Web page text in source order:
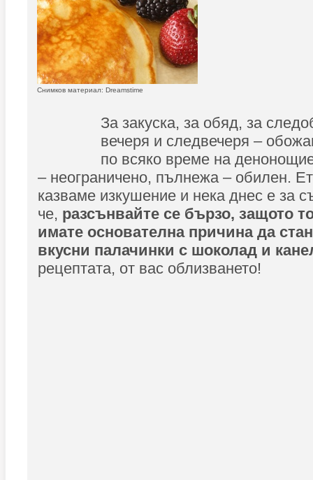
Снимков материал: Dreamstime
За закуска, за обяд, за
вечеря и следвечеря –
по всяко време на
– неограничено, пълнежа – обилен.
казваме изкушение и нека днес е за
че, разсънвайте се бързо, защото
имате основателна причина да
вкусни палачинки с шоколад и
рецептата, от вас облизването!